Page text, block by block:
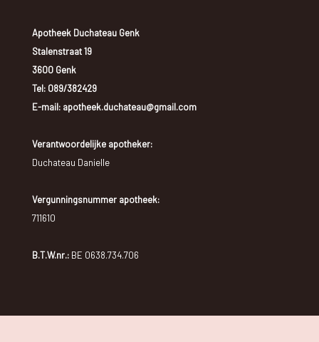
Apotheek Duchateau Genk
Stalenstraat 19
3600 Genk
Tel: 089/382429
E-mail: apotheek.duchateau@gmail.com
Verantwoordelijke apotheker:
Duchateau Danielle
Vergunningsnummer apotheek:
711610
B.T.W.nr.:BE 0638.734.706